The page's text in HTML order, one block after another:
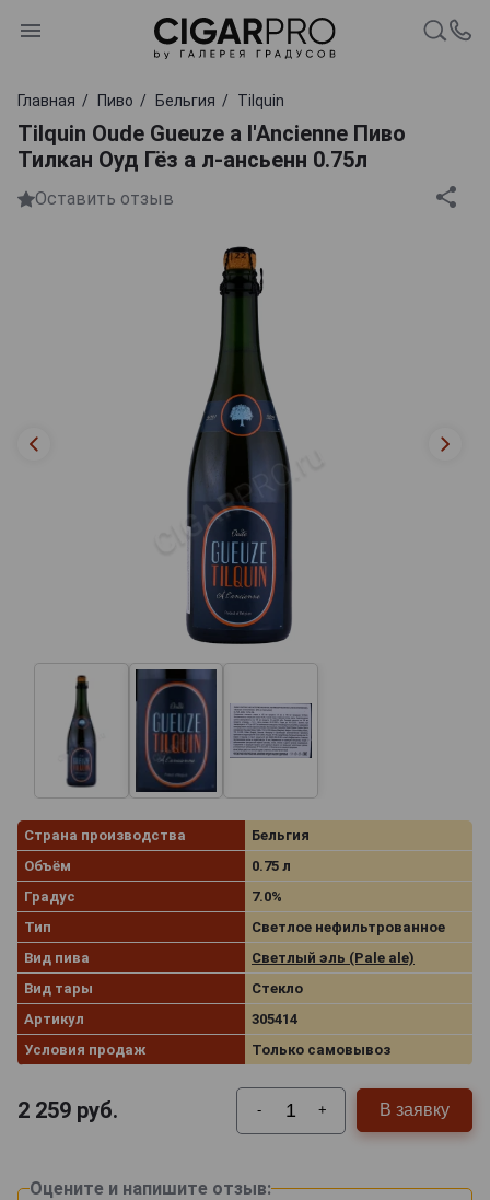
Главная Пиво Бельгия Tilquin
Tilquin Oude Gueuze a l'Ancienne Пиво
Тилкан Оуд Гёз а л-ансьенн 0.75л
Оставить отзыв
Страна производства
Бельгия
Объём
0.75 л
Градус
7.0%
Тип
Светлое нефильтрованное
Вид пива
Светлый эль (Pale ale)
Вид тары
Стекло
Артикул
305414
Условия продаж
Только самовывоз
2 259 руб. - + В заявку
Оцените и напишите отзыв: